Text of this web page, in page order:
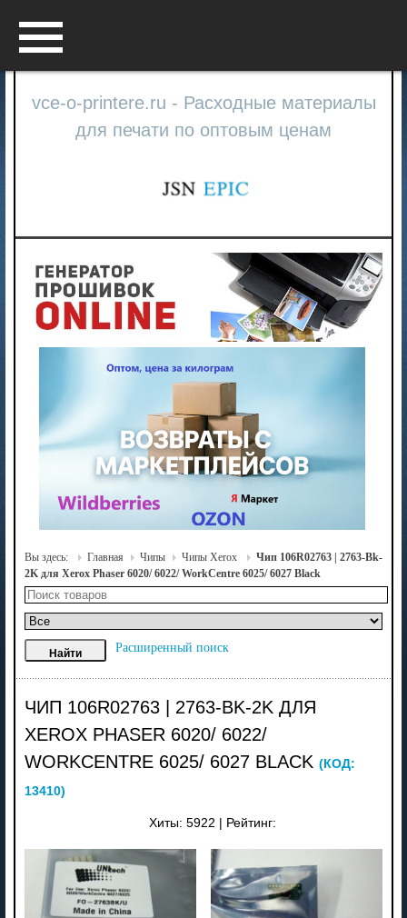
vce-o-printere.ru - Расходные материалы
для печати по оптовым ценам
Вы здесь: Главная Чипы Чипы Xerox
Чип 106R02763 | 2763-Bk-
2K для Xerox Phaser 6020/ 6022/ WorkCentre 6025/ 6027 Black
Расширенный поиск
ЧИП 106R02763 | 2763-BK-2K ДЛЯ
XEROX PHASER 6020/ 6022/
WORKCENTRE 6025/ 6027 BLACK (КОД:
13410)
Хиты: 5922 Рейтинг: